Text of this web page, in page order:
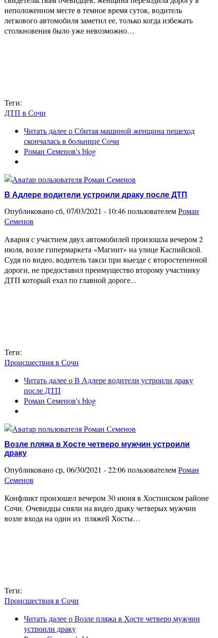
неположенном месте в темное время суток, водитель
легкового автомобиля заметил ее, только когда избежать
столкновения было уже невозможно…
Теги:
ДТП в Сочи
Читать далеео Сбитая машиной женщина пешеход
скончалась в больнице Сочи
Роман Семенов's blog
В Адлере водители устроили драку после ДТП
Опубликовано сб, 07/03/2021 - 10:46 пользователемРоман
Семенов
Авария с участием двух автомобилей произошла вечером 2
июля, возле гипермаркета «Магнит» на улице Каспийской.
Судя по видео, водитель такси при выезде с второстепенной
дороги, не предоставил преимущество второму участнику
ДТП который ехал по главной дороге...
Теги:
Происшествия в Сочи
Читать далеео В Адлере водители устроили драку
после ДТП
Роман Семенов's blog
Возле пляжа в Хосте четверо мужчин устроили
драку
Опубликовано ср, 06/30/2021 - 22:06 пользователемРоман
Семенов
Конфликт произошел вечером 30 июня в Хостинском районе
Сочи. Очевидцы сняли на видео драку четверых мужчин
возле входа на один из пляжей Хосты…
Теги:
Происшествия в Сочи
Читать далеео Возле пляжа в Хосте четверо мужчин
устроили драку